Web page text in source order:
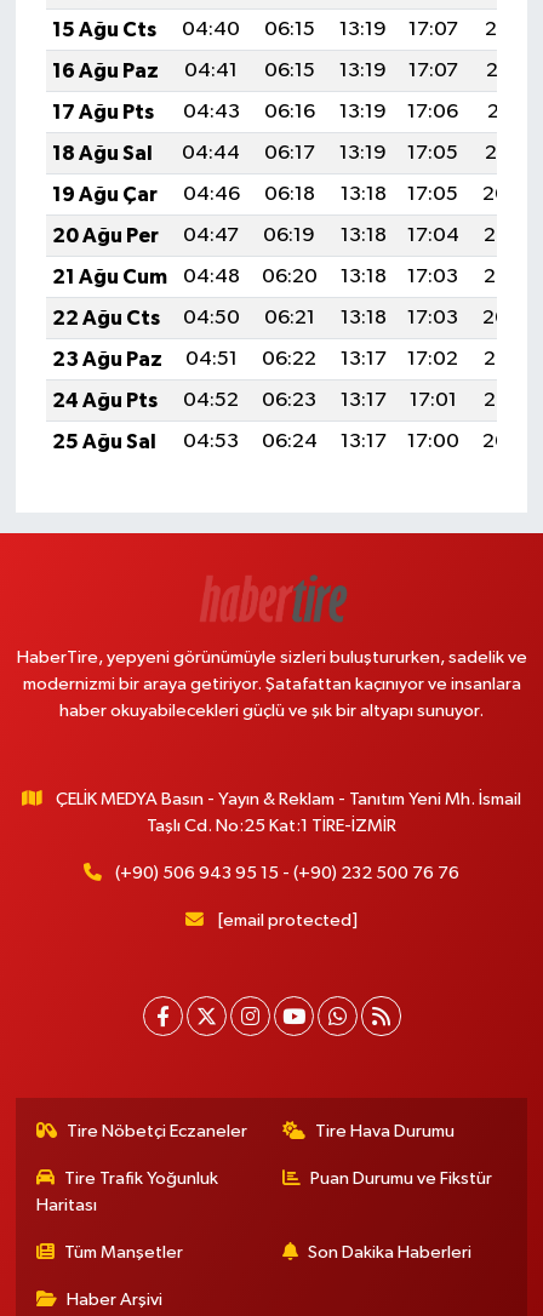
15 Ağu Cts
04:40 06:15 13:19 17:07
20:14
16 Ağu Paz
04:41 06:15 13:19 17:07
20:13
17 Ağu Pts
04:43 06:16 13:19 17:06
20:11
18 Ağu Sal
04:44 06:17 13:19 17:05
20:10
19 Ağu Çar
04:46 06:18 13:18 17:05
20:09
20 Ağu Per
04:47 06:19 13:18 17:04
20:07
21 Ağu Cum
04:48 06:20 13:18 17:03
20:06
22 Ağu Cts
04:50 06:21 13:18 17:03
20:04
23 Ağu Paz
04:51 06:22 13:17 17:02
20:03
24 Ağu Pts
04:52 06:23 13:17 17:01
20:02
25 Ağu Sal
04:53 06:24 13:17 17:00 20:00
HaberTire, yepyeni görünümüyle sizleri buluştururken, sadelik ve
modernizmi bir araya getiriyor. Şatafattan kaçınıyor ve insanlara
haber okuyabilecekleri güçlü ve şık bir altyapı sunuyor.
ÇELİK MEDYA Basın - Yayın & Reklam - Tanıtım Yeni Mh. İsmail
Taşlı Cd. No:25 Kat:1 TİRE-İZMİR
(+90) 506 943 95 15 - (+90) 232 500 76 76
[email protected]
Tire Nöbetçi Eczaneler Tire Hava Durumu
Tire Trafik Yoğunluk
Haritası
Puan Durumu ve Fikstür
Tüm Manşetler Son Dakika Haberleri
Haber Arşivi